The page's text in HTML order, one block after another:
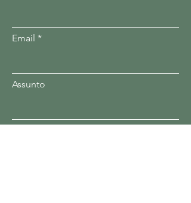
Email
Assunto